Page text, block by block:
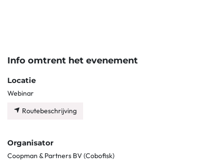
Info omtrent het evenement
Locatie
Webinar
Routebeschrijving
Organisator
Coopman & Partners BV (Cobofisk)